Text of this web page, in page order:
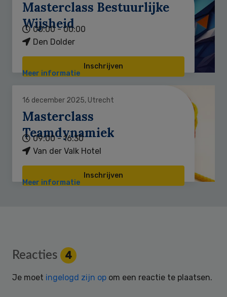
Masterclass Bestuurlijke
Wijsheid
00:00 - 00:00
Den Dolder
Inschrijven
Meer informatie
16 december 2025, Utrecht
Masterclass
Teamdynamiek
09:00 - 16:30
Van der Valk Hotel
Inschrijven
Meer informatie
Reader
Interactions
Reacties 4
Je moet ingelogd zijn op om een reactie te plaatsen.